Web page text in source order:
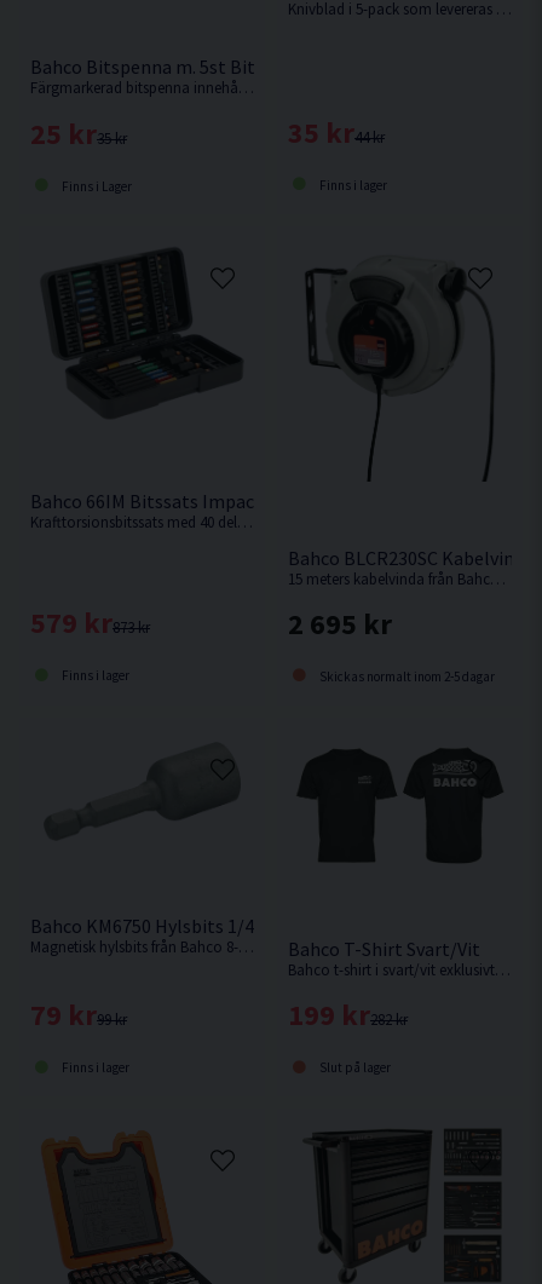
1st 10mm
Bahco Bitspenna m. 5st Bits
Färgmarkerad bitspenna innehållande 5st bits.
35 kr
25 kr
Finns i Lager
Knivblad i 5-pack som levereras i dispenser från Bahco.
44 kr
35 kr
Finns i lager
Bahco 66IM Bitssats Impact 40 delar
Krafttorsionsbitssats med 40 delar från Bahco. Torsionbits används med fördel i en slagskruvdragare.
873 kr
579 kr
Finns i lager
Bahco BLCR230SC Kabelvinda
15 meters kabelvinda från Bahco med 2000w maxeffekt.
2 695 kr
Skickas normalt inom 2-5 dagar
Bahco KM6750 Hylsbits 1/4" 8-13mm
Magnetisk hylsbits från Bahco 8-13mm
99 kr
79 kr
Finns i lager
Bahco T-Shirt Svart/Vit
Bahco t-shirt i svart/vit exklusivt på MaskinOnline.se
282 kr
199 kr
Slut på lager